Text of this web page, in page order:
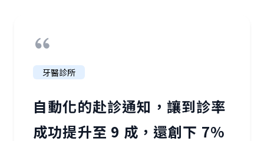
牙醫診所
自動化的赴診通知，讓到診率
成功提升至 9 成，還創下 7%